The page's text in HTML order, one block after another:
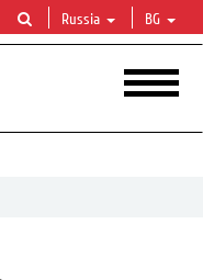
Russia BG